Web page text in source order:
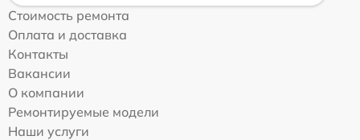
Стоимость ремонта
Оплата и доставка
Контакты
Вакансии
О компании
Ремонтируемые модели
Наши услуги